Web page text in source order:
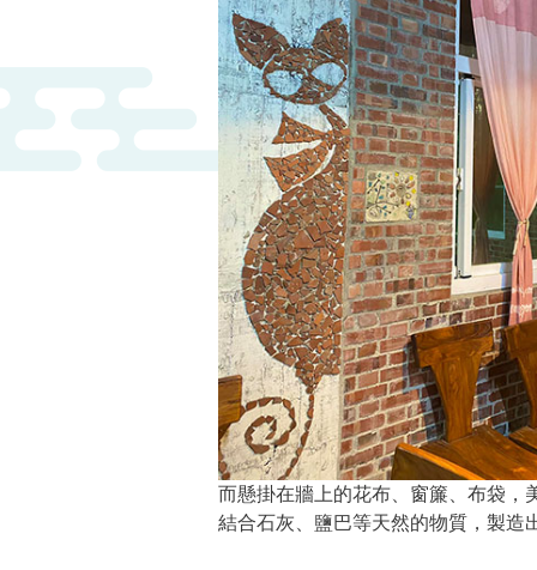
而懸掛在牆上的花布、窗簾、布袋，
結合石灰、鹽巴等天然的物質，製造